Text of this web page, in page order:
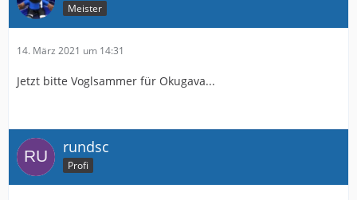
Meister
14. März 2021 um 14:31
Jetzt bitte Voglsammer für Okugava...
rundsc
Profi